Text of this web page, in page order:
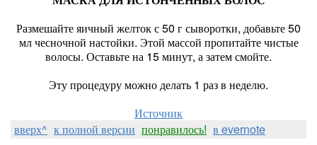
Размешайте яичный желток с 50 г сыворотки, добавьте 50
мл чесночной настойки. Этой массой пропитайте чистые
волосы. Оставьте на 15 минут, а затем смойте.
Эту процедуру можно делать 1 раз в неделю.
Источник
вверх^ к полной версии понравилось! в evernote